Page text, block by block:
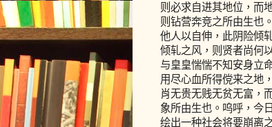
则必求自进其地位，而
则钻营奔竞之所由生也
他人以自伸，此阴险倾
倾轧之风，则贤者尚何
与皇皇惴惴不知安身立
用尽心血所得傥来之地
肖无贵无贱无贫无富，
象所由生也。呜呼，今
绘出一种社会将要崩离